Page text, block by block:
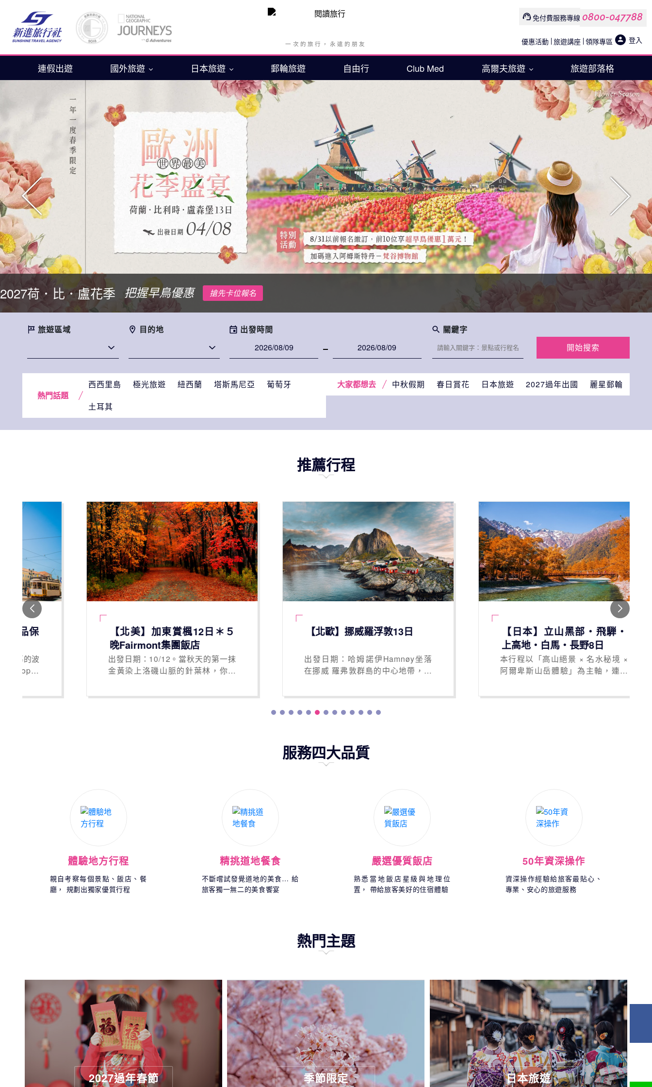
免付費服務專線 0800-047788
優惠活動 旅遊講座 領隊專區 登入
連假出遊 國外旅遊 日本旅遊 郵輪旅遊 自由行 Club Med 高爾夫旅遊 旅遊部落格
重要公告 摩洛哥簽證 立即了解詳情
往前 往後
旅遊區域 目的地 出發時間
關鍵字
開始搜索
熱門話題
西西里島 極光旅遊 紐西蘭 塔斯馬尼亞
葡萄牙
土耳其
大家都想去 中秋假期 春日賞花 日本旅遊 2027過年出國 麗星郵輪
推薦行程
【北美】加東賞楓12日＊５
晚Fairmont集團飯店
出發日期：10/12。當秋天的第一抹
金黃染上洛磯山脈的針葉林，你是
奇蹟! 為您精心挑選入住 Fairmont
【北歐】挪威羅浮敦13日
出發日期：哈姆諾伊Hamnøy坐落
在挪威 羅弗敦群島的中心地帶，是
威最美的村莊之一。它位於諾爾蘭
莊裡遍布著紅瓦小屋（rorbu），已
【日本】立山黑部‧飛騨‧
上高地‧白馬‧長野8日
本行程以「高山絕景 × 名水秘境 ×
阿爾卑斯山岳體驗」為主軸，連住
LA VIGNE白馬二晚，深入飛驒、
服務四大品質
體驗地方行程
親自考察每個景點、飯店、餐
廳， 規劃出獨家優質行程
精挑道地餐食
不斷嚐試發覺道地的美食… 給
旅客獨一無二的美食饗宴
嚴選優質飯店
熟悉當地飯店星級與地理位
置， 帶給旅客美好的住宿體驗
50年資深操作
資深操作經驗給旅客最貼心、
專業、安心的旅遊服務
熱門主題
2027過年春節 季節限定 日本旅遊